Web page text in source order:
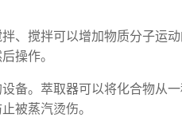
、搅拌可以增加物质分子运
操作。
备。萃取器可以将化合物从
被蒸汽烫伤。